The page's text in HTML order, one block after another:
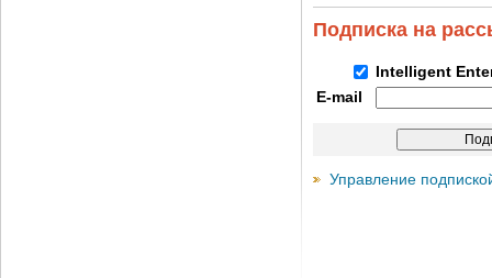
Подписка на
Intelligent
E-mail
Управление